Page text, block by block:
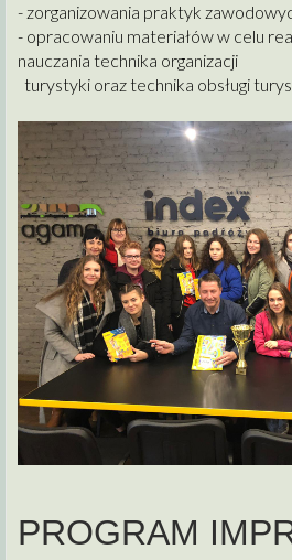
- zorganizowania praktyk
- opracowaniu materiałów w celu
nauczania technika organizacji
turystyki oraz technika obsługi
PROGRAM